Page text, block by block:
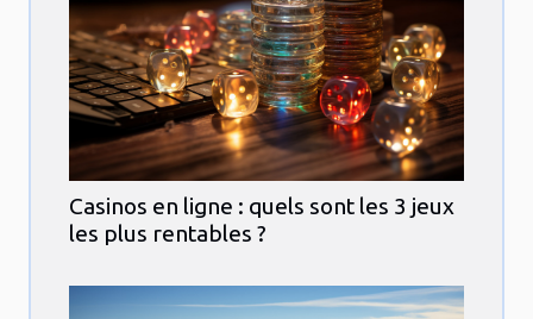
Casinos en ligne : quels sont les 3 jeux
les plus rentables ?